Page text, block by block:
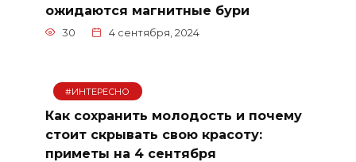
ожидаются магнитные бури
30 4 сентября, 2024
#ИНТЕРЕСНО
Как сохранить молодость и почему
стоит скрывать свою красоту:
приметы на 4 сентября